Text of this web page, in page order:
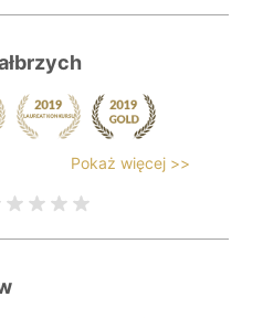
Pokaż więcej >>